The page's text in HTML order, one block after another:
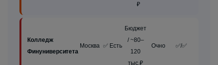
₽
Колледж
Финуниверситета
Москва ✅ Есть
Бюджет
/ ~80–
120
тыс.₽
Очно ✅/✅